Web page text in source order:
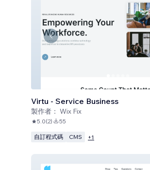
Virtu - Service Business
製作者： Wix Fix
5.0(2) 55
自訂程式碼 CMS +1